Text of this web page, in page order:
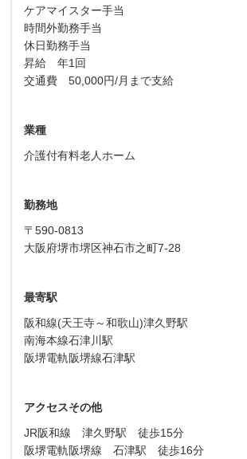
ケアマイスター手当
時間外勤務手当
休日勤務手当
昇給 年1回
交通費 50,000円/月まで支給
業種
介護付有料老人ホーム
勤務地
〒590-0813
大阪府堺市堺区神石市之町7-28
最寄駅
阪和線(天王寺～和歌山)津久野駅
南海本線石津川駅
阪堺電軌阪堺線石津駅
アクセスその他
JR阪和線 津久野駅 徒歩15分
阪堺電軌阪堺線 石津駅 徒歩16分